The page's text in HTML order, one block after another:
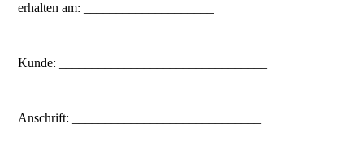
erhalten am: ____________________
Kunde: ________________________________
Anschrift: _____________________________